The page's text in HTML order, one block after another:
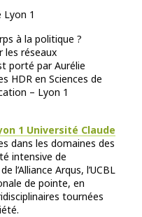
Lyon 1
à la politique ?
les réseaux
porté par Aurélie
HDR en Sciences de
– Lyon 1
1 Université Claude
dans les domaines des
intensive de
l’Alliance Arqus, l’UCBL
de pointe, en
tournées